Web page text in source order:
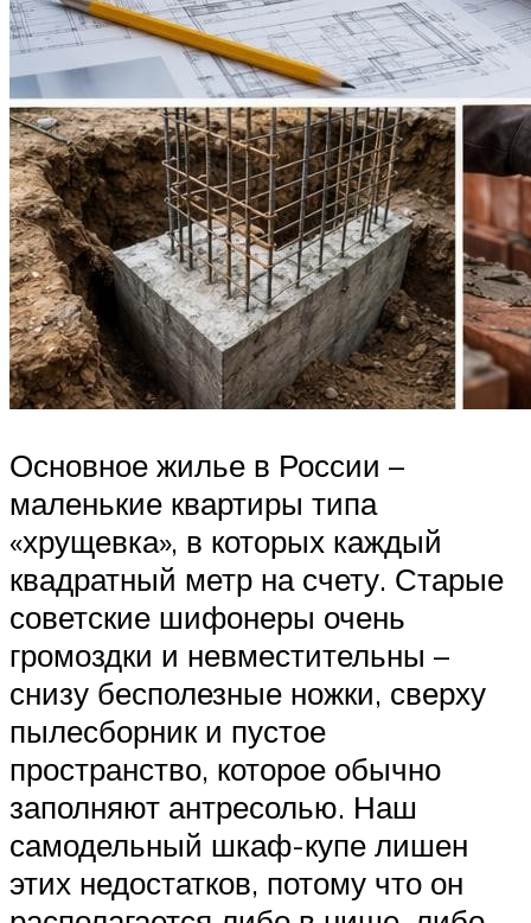
Основное жилье в России –
маленькие квартиры типа
«хрущевка», в которых каждый
квадратный метр на счету. Старые
советские шифонеры очень
громоздки и невместительны –
снизу бесполезные ножки, сверху
пылесборник и пустое
пространство, которое обычно
заполняют антресолью. Наш
самодельный шкаф-купе лишен
этих недостатков, потому что он